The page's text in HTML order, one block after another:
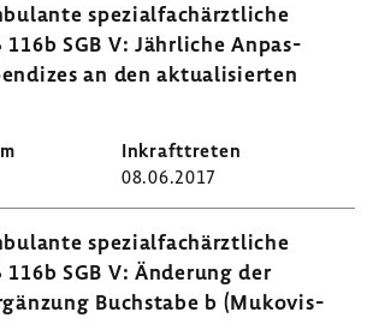
spezi­al­fach­ärzt­liche
116b SGB V: Jähr­liche Anpas­
an den aktua­li­sierten
08.06.2017
spezi­al­fach­ärzt­liche
SGB V: Ände­rung der
Buch­stabe b (Muko­vis­